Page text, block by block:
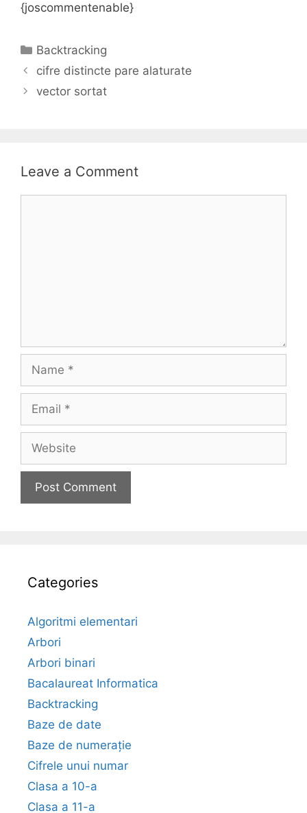
{joscommentenable}
Categories
Backtracking
cifre distincte pare alaturate
vector sortat
Leave a Comment
Name
Email
Website
Categories
Algoritmi elementari
Arbori
Arbori binari
Bacalaureat Informatica
Backtracking
Baze de date
Baze de numerație
Cifrele unui numar
Clasa a 10-a
Clasa a 11-a